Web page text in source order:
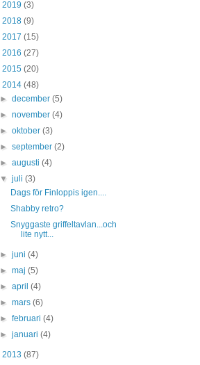
2019 (3)
2018 (9)
2017 (15)
2016 (27)
2015 (20)
2014 (48)
►december(5)
►november(4)
►oktober(3)
►september(2)
►augusti(4)
▼juli(3)
Dags för Finloppis igen....
Shabby retro?
Snyggaste griffeltavlan...och
lite nytt...
►juni(4)
►maj(5)
►april(4)
►mars(6)
►februari(4)
►januari(4)
2013 (87)